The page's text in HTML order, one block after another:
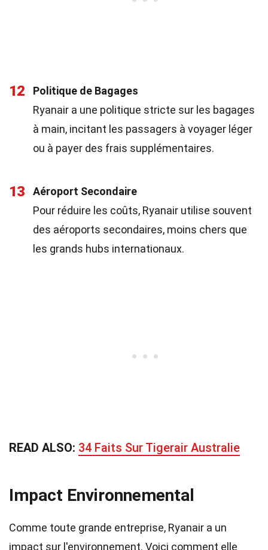
12
Politique de Bagages
Ryanair a une politique stricte sur les bagages
à main, incitant les passagers à voyager léger
ou à payer des frais supplémentaires.
13
Aéroport Secondaire
Pour réduire les coûts, Ryanair utilise souvent
des aéroports secondaires, moins chers que
les grands hubs internationaux.
READ ALSO: 34 Faits Sur Tigerair Australie
Impact Environnemental
Comme toute grande entreprise, Ryanair a un
impact sur l'environnement. Voici comment elle